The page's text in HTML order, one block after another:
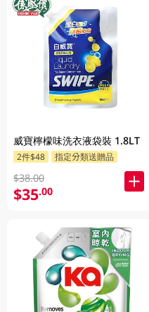
威寶檸檬味洗衣液袋裝 1.8LT
2件$48 指定分類送贈品
$38.00
$35.00